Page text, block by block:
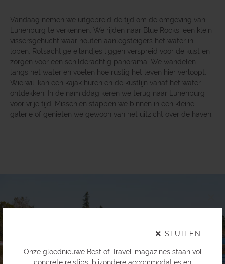
SLUITEN
Onze gloednieuwe Best of Travel-magazines staan vol
Vandaag nemen we uitgebreid de tijd om de omgeving van
Lunenburg te verkennen. We rijden naar Blue Rocks, een klein
vissersgehucht waar houten aanlegsteigers het water in
lopen. Rotsachtige eilandjes liggen verspreid voor de kust en
zorgen voor een schilderachtig panorama. We wandelen
langs het water en voelen hoe rustig het leven hier verloopt.
Wie wil, kan een kajak huren en de kustlijn vanaf het water
ontdekken. In de namiddag keren we terug naar Lunenburg
voor vrije tijd. Misschien stappen we binnen in een kleine
galerie of genieten we gewoon van het uitzicht over de haven.